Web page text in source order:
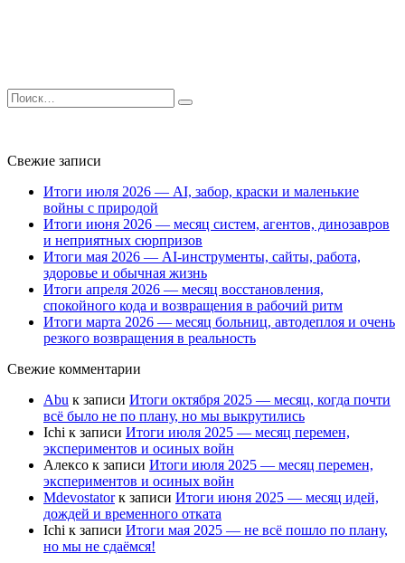
Search
for:
Свежие записи
Итоги июля 2026 — AI, забор, краски и маленькие
войны с природой
Итоги июня 2026 — месяц систем, агентов, динозавров
и неприятных сюрпризов
Итоги мая 2026 — AI-инструменты, сайты, работа,
здоровье и обычная жизнь
Итоги апреля 2026 — месяц восстановления,
спокойного кода и возвращения в рабочий ритм
Итоги марта 2026 — месяц больниц, автодеплоя и очень
резкого возвращения в реальность
Свежие комментарии
Abu к записи Итоги октября 2025 — месяц, когда почти
всё было не по плану, но мы выкрутились
Ichi к записи Итоги июля 2025 — месяц перемен,
экспериментов и осиных войн
Алексо к записи Итоги июля 2025 — месяц перемен,
экспериментов и осиных войн
Mdevostatorк записи Итоги июня 2025 — месяц идей,
дождей и временного отката
Ichi к записи Итоги мая 2025 — не всё пошло по плану,
но мы не сдаёмся!